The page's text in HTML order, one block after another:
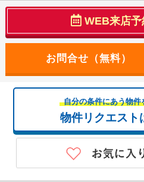
WEB来店予
自分の条件にあう物件
物件リクエスト